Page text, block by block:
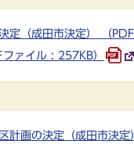
（成田市決定） （
ァイル : 257KB）
画の決定（成田市決定